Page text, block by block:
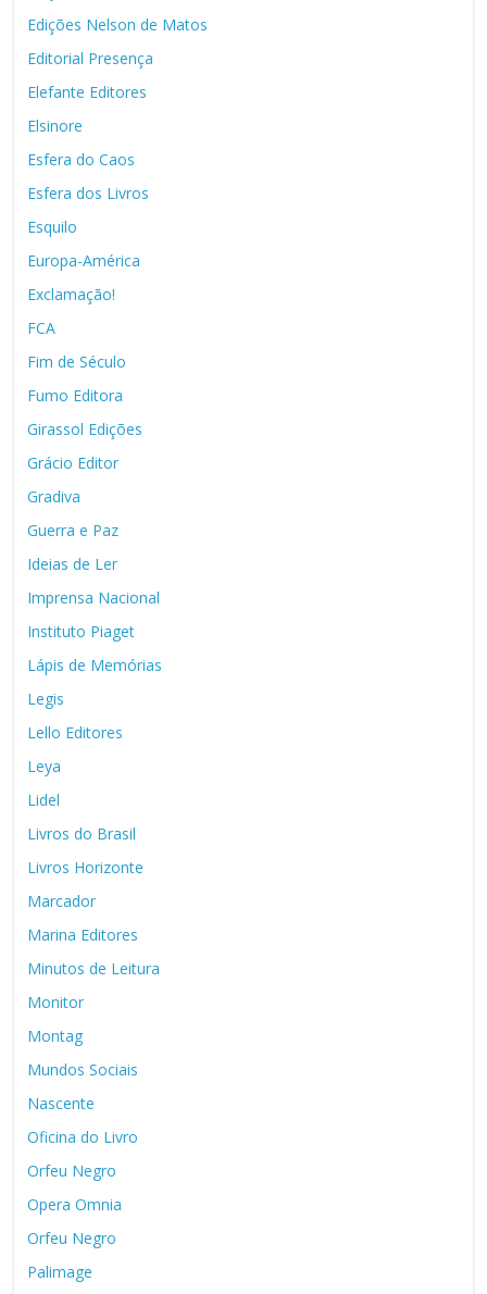
Edições Nelson de Matos
Editorial Presença
Elefante Editores
Elsinore
Esfera do Caos
Esfera dos Livros
Esquilo
Europa-América
Exclamação!
FCA
Fim de Século
Fumo Editora
Girassol Edições
Grácio Editor
Gradiva
Guerra e Paz
Ideias de Ler
Imprensa Nacional
Instituto Piaget
Lápis de Memórias
Legis
Lello Editores
Leya
Lidel
Livros do Brasil
Livros Horizonte
Marcador
Marina Editores
Minutos de Leitura
Monitor
Montag
Mundos Sociais
Nascente
Oficina do Livro
Orfeu Negro
Opera Omnia
Orfeu Negro
Palimage